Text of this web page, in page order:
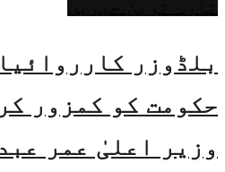
بلڈوزر
حکومت کو کمزور
وزیر اعلیٰ عمر